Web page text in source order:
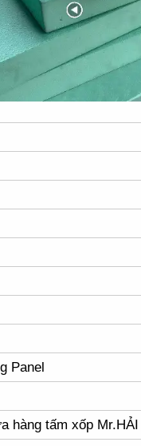
Panel
hàng tấm xốp Mr.HẢI